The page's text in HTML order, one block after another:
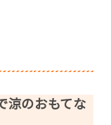
涼のおもてな